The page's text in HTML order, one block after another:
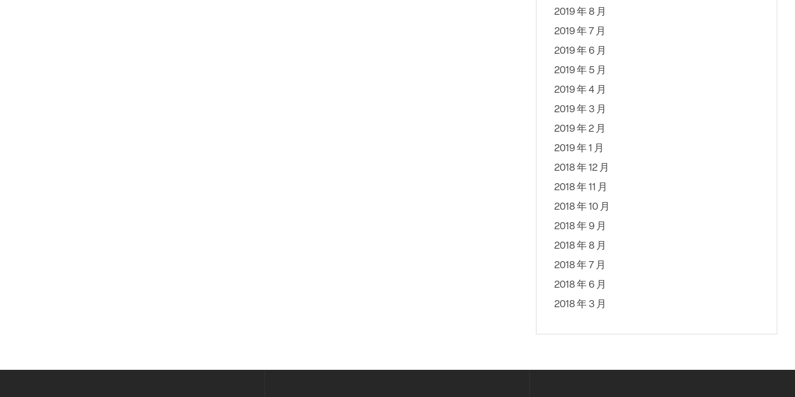
2019 年 8 月
2019 年 7 月
2019 年 6 月
2019 年 5 月
2019 年 4 月
2019 年 3 月
2019 年 2 月
2019 年 1 月
2018 年 12 月
2018 年 11 月
2018 年 10 月
2018 年 9 月
2018 年 8 月
2018 年 7 月
2018 年 6 月
2018 年 3 月